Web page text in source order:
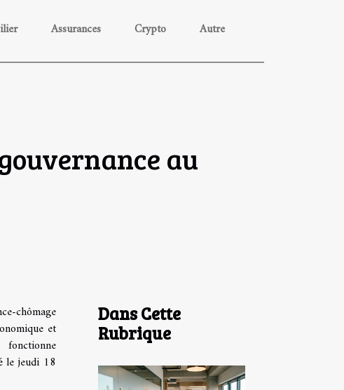
Assurances Crypto Autre
au
chômage
et
fonctionne
le jeudi 18
Dans Cette
Rubrique